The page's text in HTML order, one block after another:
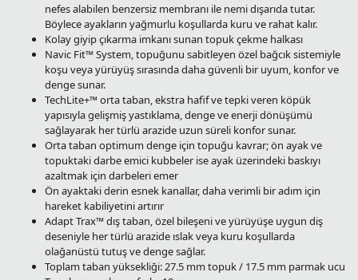
nefes alabilen benzersiz membranı ile nemi dışarıda tutar.
Böylece ayakların yağmurlu koşullarda kuru ve rahat kalır.
Kolay giyip çıkarma imkanı sunan topuk çekme halkası
Navic Fit™ System, topuğunu sabitleyen özel bağcık sistemiyle
koşu veya yürüyüş sırasında daha güvenli bir uyum, konfor ve
denge sunar.
TechLite+™ orta taban, ekstra hafif ve tepki veren köpük
yapısıyla gelişmiş yastıklama, denge ve enerji dönüşümü
sağlayarak her türlü arazide uzun süreli konfor sunar.
Orta taban optimum denge için topuğu kavrar; ön ayak ve
topuktaki darbe emici kubbeler ise ayak üzerindeki baskıyı
azaltmak için darbeleri emer
Ön ayaktaki derin esnek kanallar, daha verimli bir adım için
hareket kabiliyetini artırır
Adapt Trax™ dış taban, özel bileşeni ve yürüyüşe uygun diş
deseniyle her türlü arazide ıslak veya kuru koşullarda
olağanüstü tutuş ve denge sağlar.
Toplam taban yüksekliği: 27.5 mm topuk / 17.5 mm parmak ucu